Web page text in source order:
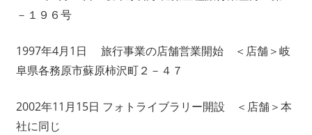
－１９６号
1997年4月1日 旅行事業の店舗営業開始 ＜店舗＞岐
阜県各務原市蘇原柿沢町２－４７
2002年11月15日 フォトライブラリー開設 ＜店舗＞本
社に同じ